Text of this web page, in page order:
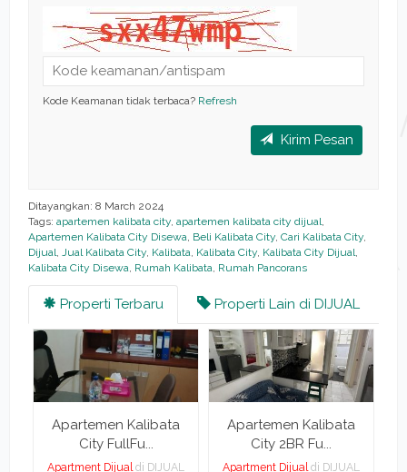
Kode Keamanan tidak terbaca? Refresh
Kirim Pesan
Ditayangkan: 8 March 2024
Tags: apartemen kalibata city, apartemen kalibata city dijual,
Apartemen Kalibata City Disewa, Beli Kalibata City, Cari Kalibata City,
Dijual, Jual Kalibata City, Kalibata, Kalibata City, Kalibata City Dijual,
Kalibata City Disewa, Rumah Kalibata, Rumah Pancorans
Properti Terbaru Properti Lain di DIJUAL
Apartemen Kalibata
City FullFu...
Apartment Dijual di DIJUAL
Apartemen Kalibata
City 2BR Fu...
Apartment Dijual di DIJUAL